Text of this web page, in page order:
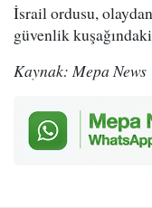
İsrail ordusu,
güvenlik
Kaynak: Mepa News